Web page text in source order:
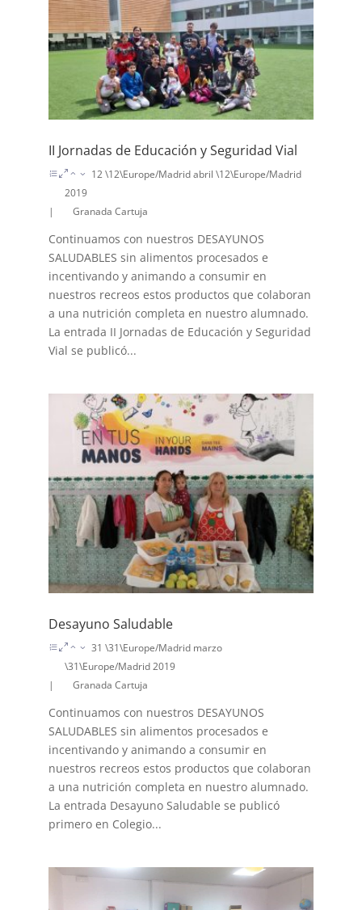
II Jornadas de Educación y Seguridad Vial
12 \12\Europe/Madrid abril \12\Europe/Madrid
2019
|
Granada Cartuja
Continuamos con nuestros DESAYUNOS
SALUDABLES sin alimentos procesados e
incentivando y animando a consumir en
nuestros recreos estos productos que colaboran
a una nutrición completa en nuestro alumnado.
La entrada II Jornadas de Educación y Seguridad
Vial se publicó...
Desayuno Saludable
31 \31\Europe/Madrid marzo
\31\Europe/Madrid 2019
|
Granada Cartuja
Continuamos con nuestros DESAYUNOS
SALUDABLES sin alimentos procesados e
incentivando y animando a consumir en
nuestros recreos estos productos que colaboran
a una nutrición completa en nuestro alumnado.
La entrada Desayuno Saludable se publicó
primero en Colegio...